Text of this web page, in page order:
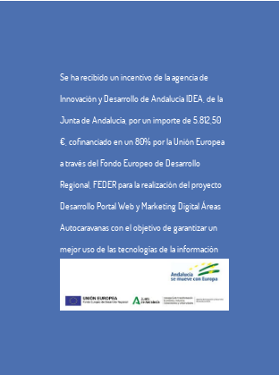
Se ha recibido un incentivo de la agencia de
Innovación y Desarrollo de Andalucía IDEA, de la
Junta de Andalucía, por un importe de 5.812,50
€, cofinanciado en un 80% por la Unión Europea
a través del Fondo Europeo de Desarrollo
Regional, FEDER para la realización del proyecto
Desarrollo Portal Web y Marketing Digital Áreas
Autocaravanas con el objetivo de garantizar un
mejor uso de las tecnologías de la información